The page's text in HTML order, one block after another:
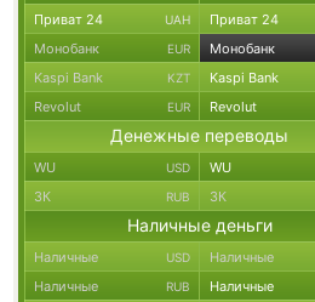
Приват 24 UAH Приват 24
Монобанк EUR Монобанк
Kaspi Bank KZT Kaspi Bank
Revolut EUR Revolut
Денежные переводы
WU USD WU
ЗК RUB ЗК
Наличные деньги
Наличные USD Наличные
Наличные RUB Наличные